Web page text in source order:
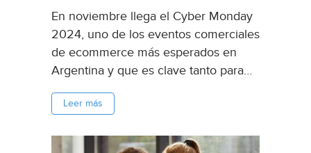
En noviembre llega el Cyber Monday
2024, uno de los eventos comerciales
de ecommerce más esperados en
Argentina y que es clave tanto para
vendedores como compradores de
Mercado Libre. Aprovechar el Cyber
imperdible para los vendedores, ya
Leer más